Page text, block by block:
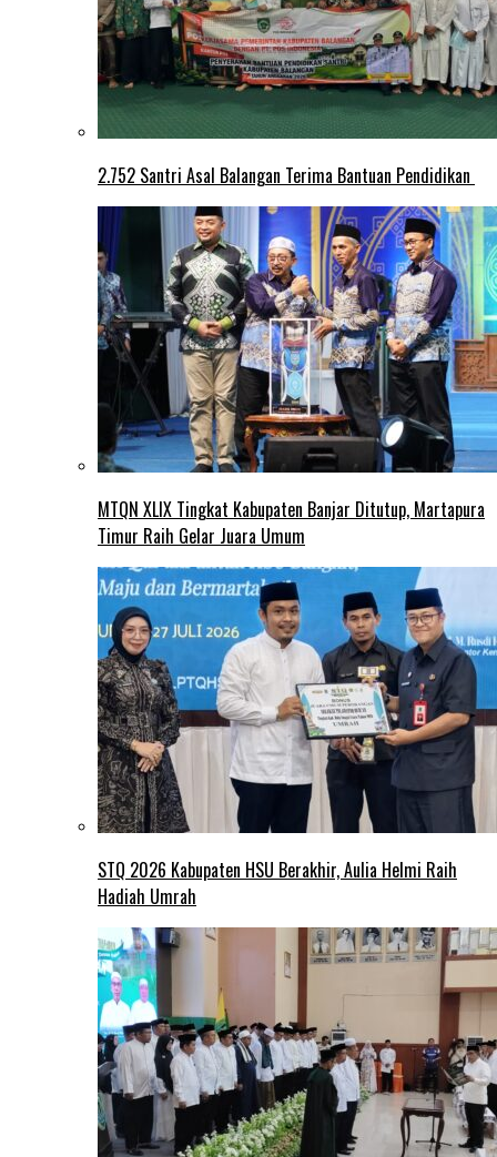
2.752 Santri Asal Balangan Terima Bantuan Pendidikan
MTQN XLIX Tingkat Kabupaten Banjar Ditutup, Martapura
Timur Raih Gelar Juara Umum
STQ 2026 Kabupaten HSU Berakhir, Aulia Helmi Raih
Hadiah Umrah